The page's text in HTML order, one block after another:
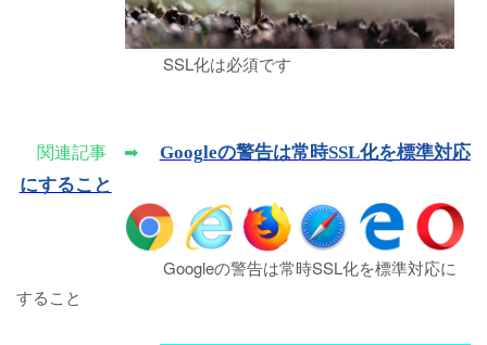
SSL化は必須です
関連記事 ➡
Googleの警告は常時SSL化を標準対応
にすること
Googleの警告は常時SSL化を標準対応に
すること